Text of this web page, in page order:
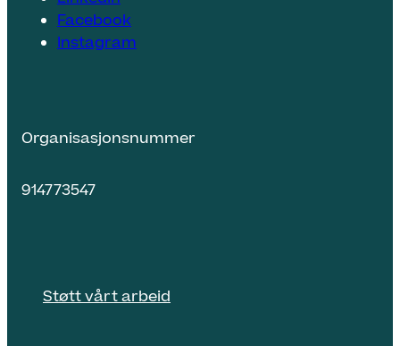
Facebook
Instagram
Organisasjonsnummer
914773547
Støtt vårt arbeid